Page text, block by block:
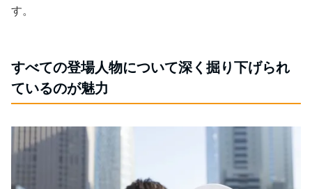
す。
すべての登場人物について深く掘り下げられ
ているのが魅力